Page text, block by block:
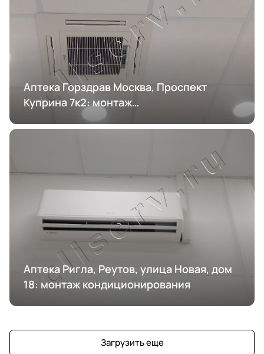
Аптека Горздрав Москва, Проспект
Куприна 7к2: монтаж
кондиционирования
Аптека Ригла, Реутов, улица Новая, дом
18: монтаж кондиционирования
Загрузить еще